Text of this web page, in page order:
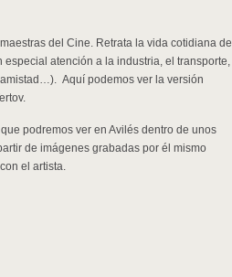
del Cine. Retrata la vida cotidiana de
atención a la industria, el transporte,
Aquí podemos ver la versión
podremos ver en Avilés dentro de unos
de imágenes grabadas por él mismo
el artista.